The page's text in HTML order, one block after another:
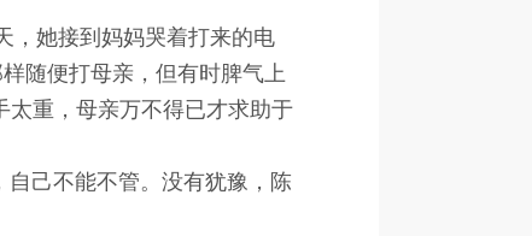
她接到妈妈哭着打来的电
随便打母亲，但有时脾气上
太重，母亲万不得已才求助于
己不能不管。没有犹豫，陈